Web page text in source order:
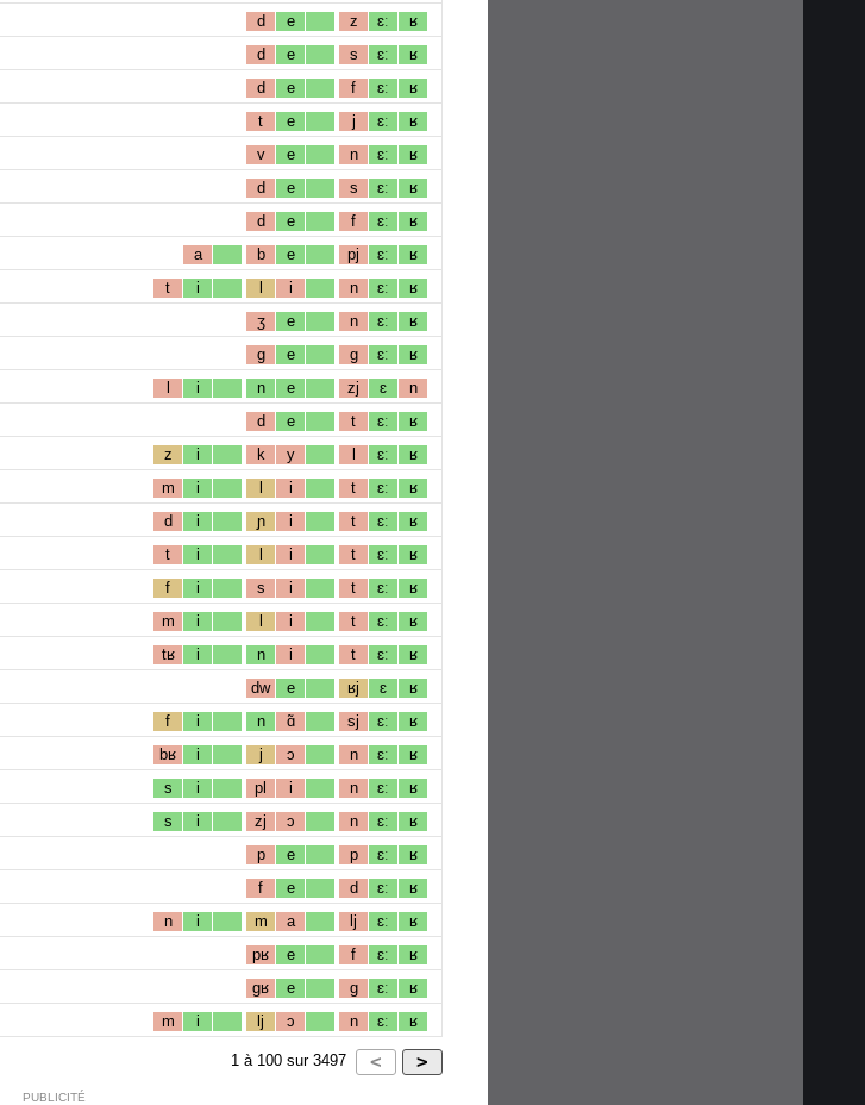
d e z ɛː ʁ
d e s ɛː ʁ
d e f ɛː ʁ
t e j ɛː ʁ
v e n ɛː ʁ
d e s ɛː ʁ
d e f ɛː ʁ
a b e pj ɛː ʁ
t i l i n ɛː ʁ
ʒ e n ɛː ʁ
g e g ɛː ʁ
l i n e zj ɛ n
d e t ɛː ʁ
z i k y l ɛː ʁ
m i l i t ɛː ʁ
d i ɲ i t ɛː ʁ
t i l i t ɛː ʁ
f i s i t ɛː ʁ
m i l i t ɛː ʁ
tʁ i n i t ɛː ʁ
dw e ʁj ɛ ʁ
f i n ɑ̃ sj ɛː ʁ
bʁ i j ɔ n ɛː ʁ
s i pl i n ɛː ʁ
s i zj ɔ n ɛː ʁ
p e p ɛː ʁ
f e d ɛː ʁ
n i m a lj ɛː ʁ
pʁ e f ɛː ʁ
gʁ e g ɛː ʁ
m i lj ɔ n ɛː ʁ
1 à 100 sur 3497
PUBLICITÉ